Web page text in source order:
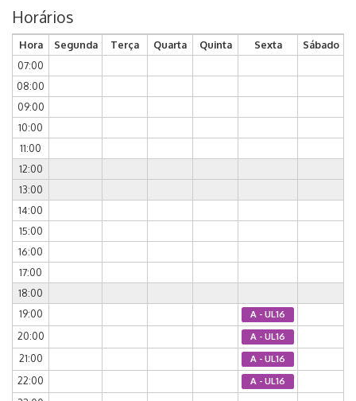
Horários
Hora Segunda Terça Quarta Quinta Sexta
Sábado
07:00
08:00
09:00
10:00
11:00
12:00
13:00
14:00
15:00
16:00
17:00
18:00
19:00
A - UL16
20:00 A - UL16
21:00 A - UL16
22:00 A - UL16